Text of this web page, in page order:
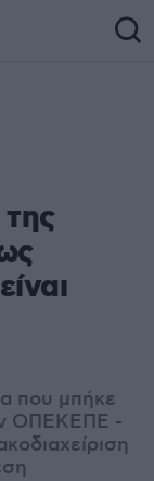
που μπήκε
ΟΠΕΚΕΠΕ -